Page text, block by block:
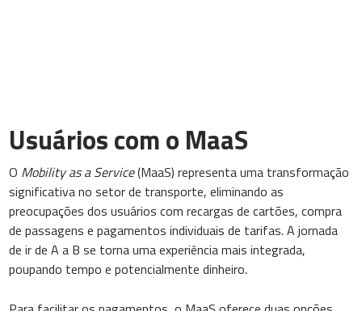
Usuários com o MaaS
O Mobility as a Service(MaaS) representa uma transformação
significativa no setor de transporte, eliminando as
preocupações dos usuários com recargas de cartões, compra
de passagens e pagamentos individuais de tarifas. A jornada
de ir de A a B se torna uma experiência mais integrada,
poupando tempo e potencialmente dinheiro.